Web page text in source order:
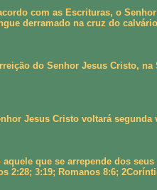
com as Escrituras, o
derramado na cruz do
do Senhor Jesus Cristo,
Jesus Cristo voltará segunda
que se arrepende dos
2:28; 3:19; Romanos 8:6;